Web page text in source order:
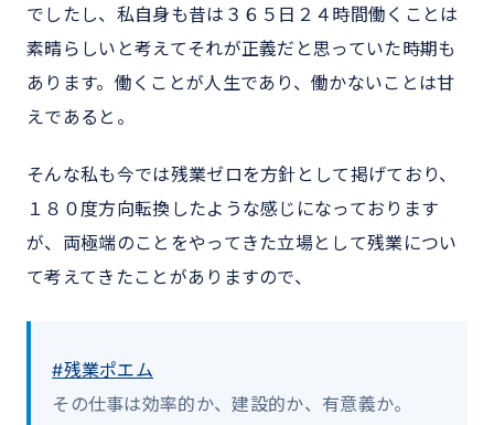
でしたし、私自身も昔は３６５日２４時間働くことは
素晴らしいと考えてそれが正義だと思っていた時期も
あります。働くことが人生であり、働かないことは甘
えであると。
そんな私も今では残業ゼロを方針として掲げており、
１８０度方向転換したような感じになっております
が、両極端のことをやってきた立場として残業につい
て考えてきたことがありますので、
#残業ポエム
その仕事は効率的か、建設的か、有意義か。